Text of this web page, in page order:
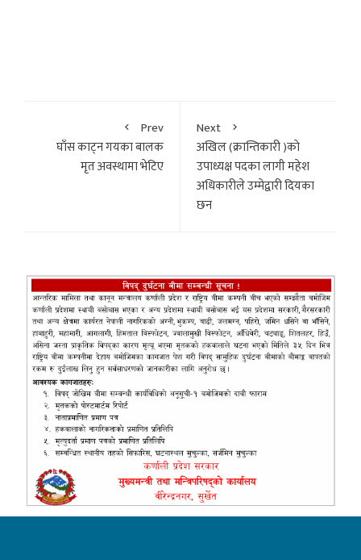
Prev
घाँस काट्न गयका बालक
मृत अवस्थामा भेटिए
Next
अखिल (क्रान्तिकारी )काे
उपाध्यक्ष पदका लागी महेश
अधिकारीले उम्मेद्वारी दियका
छन